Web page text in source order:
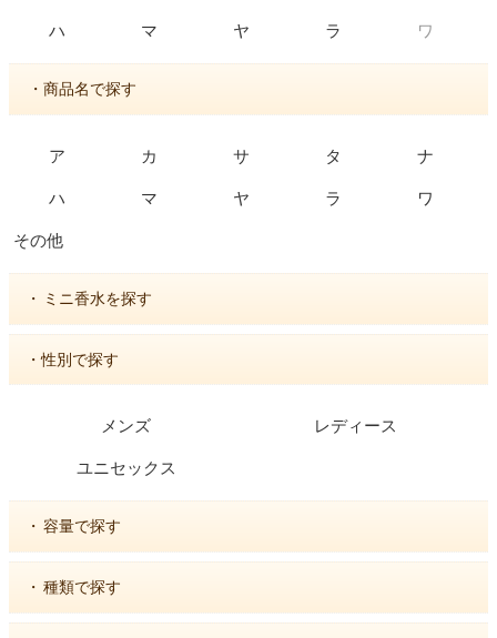
ハ マ ヤ ラ ワ
・商品名で探す
ア カ サ タ ナ
ハ マ ヤ ラ ワ
その他
・ ミニ香水を探す
・性別で探す
メンズ レディース
ユニセックス
・ 容量で探す
・ 種類で探す